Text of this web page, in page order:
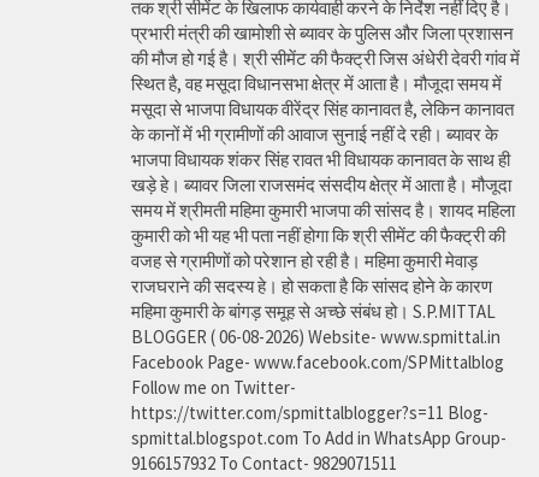
तक श्री सीमेंट के खिलाफ कार्यवाही करने के निर्देश नहीं दिए है।
प्रभारी मंत्री की खामोशी से ब्यावर के पुलिस और जिला प्रशासन
की मौज हो गई है। श्री सीमेंट की फैक्ट्री जिस अंधेरी देवरी गांव में
स्थित है, वह मसूदा विधानसभा क्षेत्र में आता है। मौजूदा समय में
मसूदा से भाजपा विधायक वीरेंद्र सिंह कानावत है, लेकिन कानावत
के कानों में भी ग्रामीणों की आवाज सुनाई नहीं दे रही। ब्यावर के
भाजपा विधायक शंकर सिंह रावत भी विधायक कानावत के साथ ही
खड़े हे। ब्यावर जिला राजसमंद संसदीय क्षेत्र में आता है। मौजूदा
समय में श्रीमती महिमा कुमारी भाजपा की सांसद है। शायद महिला
कुमारी को भी यह भी पता नहीं होगा कि श्री सीमेंट की फैक्ट्री की
वजह से ग्रामीणों को परेशान हो रही है। महिमा कुमारी मेवाड़
राजघराने की सदस्य हे। हो सकता है कि सांसद होने के कारण
महिमा कुमारी के बांगड़ समूह से अच्छे संबंध हो। S.P.MITTAL
BLOGGER ( 06-08-2026) Website- www.spmittal.in
Facebook Page- www.facebook.com/SPMittalblog
Follow me on Twitter-
https://twitter.com/spmittalblogger?s=11 Blog-
spmittal.blogspot.com To Add in WhatsApp Group-
9166157932 To Contact- 9829071511